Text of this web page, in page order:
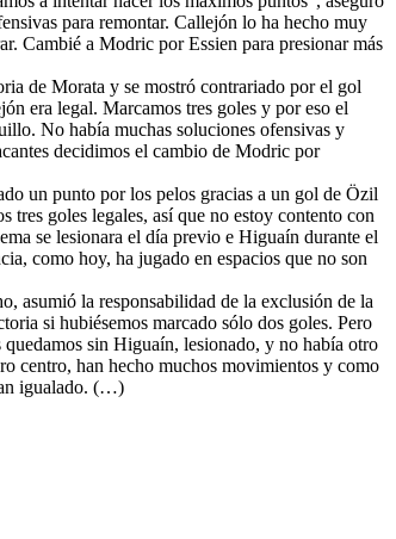
para remontar. Callejón lo ha hecho muy
Cambié a Modric por Essien para presionar más
de Morata y se mostró contrariado por el gol
era legal. Marcamos tres goles y por eso el
No había muchas soluciones ofensivas y
decidimos el cambio de Modric por
un punto por los pelos gracias a un gol de Özil
tres goles legales, así que no estoy contento con
se lesionara el día previo e Higuaín durante el
como hoy, ha jugado en espacios que no son
asumió la responsabilidad de la exclusión de la
si hubiésemos marcado sólo dos goles. Pero
sin Higuaín, lesionado, y no había otro
centro, han hecho muchos movimientos y como
igualado. (…)